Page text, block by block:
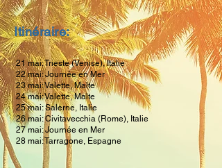
Itinéraire:
21 mai: Trieste (Venise), Italie
22 mai: Journée en Mer
23 mai: Valette, Malte
24 mai: Valette, Malte
25 mai: Salerne, Italie
26 mai: Civitavecchia (Rome), Italie
27 mai: Journée en Mer
28 mai: Tarragone, Espagne